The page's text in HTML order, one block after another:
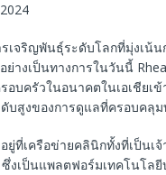
จริญพันธุ์ระดับโลกที่มุ่งเน้น
างเป็นทางการในวันนี้
บครัวในอนาคตในเอเชียเ
บสูงของการดูแลที่ครอบคลุ
ยู่ที่เครือข่ายคลินิกทั้งที่เป็นเ
งเป็นแพลตฟอร์มเทคโนโล